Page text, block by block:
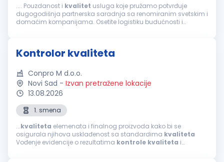
.... Pouzdanost i kvalitet usluga koje pružamo potvrđuje
dugogodišnja partnerska saradnja sa renomiranim svetskim i
domaćim kompanijama. Osetite logistiku budućnosti i
Kontrolor kvaliteta
Conpro M d.o.o.
Novi Sad - Izvan pretražene lokacije
13.08.2026
1. smena
...kvaliteta elemenata i finalnog proizvoda kako bi se
osigurala njihova usklađenost sa standardima kvaliteta
Vođenje evidencije o rezultatima kontrole kvaliteta i